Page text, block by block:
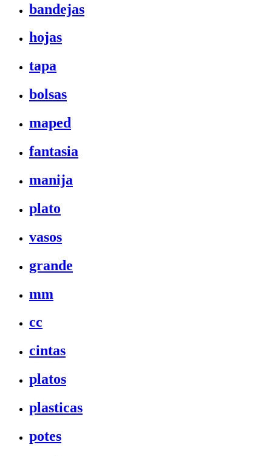
bandejas
hojas
tapa
bolsas
maped
fantasia
manija
plato
vasos
grande
mm
cc
cintas
platos
plasticas
potes